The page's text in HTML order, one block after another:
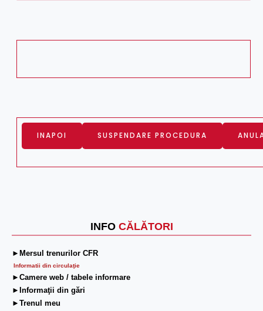
INFO CĂLĂTORI
►Mersul trenurilor CFR
Informatii din circulaţie
►Camere web / tabele informare
►Informaţii din gări
►Trenul meu